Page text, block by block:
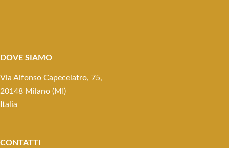
DOVE SIAMO
Via Alfonso Capecelatro, 75,
20148 Milano (MI)
Italia
CONTATTI